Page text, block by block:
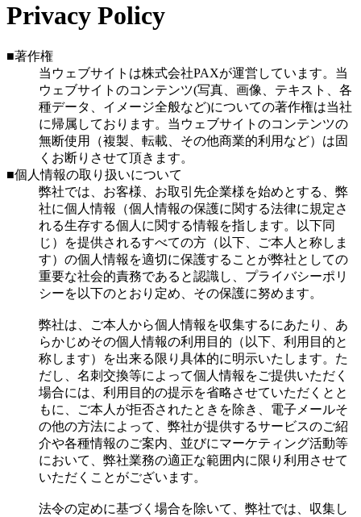
Privacy Policy
■著作権
当ウェブサイトは株式会社PAXが運営しています。当
ウェブサイトのコンテンツ(写真、画像、テキスト、各
種データ、イメージ全般など)についての著作権は当社
に帰属しております。当ウェブサイトのコンテンツの
無断使用（複製、転載、その他商業的利用など）は固
くお断りさせて頂きます。
■個人情報の取り扱いについて
弊社では、お客様、お取引先企業様を始めとする、弊
社に個人情報（個人情報の保護に関する法律に規定さ
れる生存する個人に関する情報を指します。以下同
じ）を提供されるすべての方（以下、ご本人と称しま
す）の個人情報を適切に保護することが弊社としての
重要な社会的責務であると認識し、プライバシーポリ
シーを以下のとおり定め、その保護に努めます。
弊社は、ご本人から個人情報を収集するにあたり、あ
らかじめその個人情報の利用目的（以下、利用目的と
称します）を出来る限り具体的に明示いたします。た
だし、名刺交換等によって個人情報をご提供いただく
場合には、利用目的の提示を省略させていただくとと
もに、ご本人が拒否されたときを除き、電子メールそ
の他の方法によって、弊社が提供するサービスのご紹
介や各種情報のご案内、並びにマーケティング活動等
において、弊社業務の適正な範囲内に限り利用させて
いただくことがございます。
法令の定めに基づく場合を除いて、弊社では、収集し